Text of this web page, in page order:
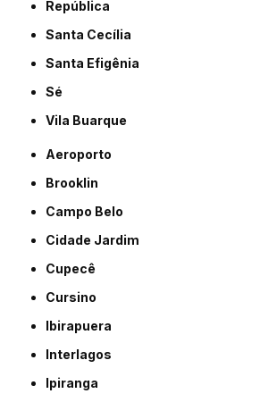
República
Santa Cecília
Santa Efigênia
Sé
Vila Buarque
Aeroporto
Brooklin
Campo Belo
Cidade Jardim
Cupecê
Cursino
Ibirapuera
Interlagos
Ipiranga